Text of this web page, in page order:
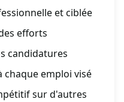
et ciblée
efforts
candidatures
chaque emploi visé
sur d'autres